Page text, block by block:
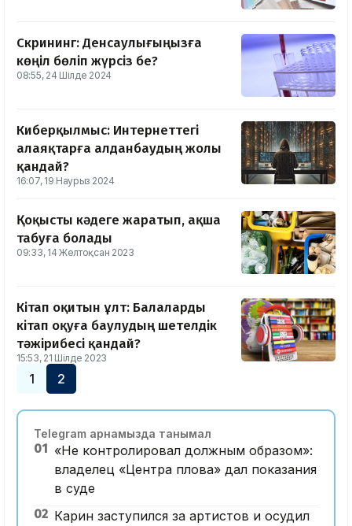
Скрининг: Денсаулығыңызға
көңіл бөліп жүрсіз бе?
08:55, 24 Шілде 2024
Киберқылмыс: Интернеттегі
алаяқтарға алданбаудың жолы
қандай?
16:07, 19 Наурыз 2024
Қоқысты кәдеге жаратып, ақша
табуға болады
09:33, 14 Желтоқсан 2023
Кітап оқитын ұлт: Балаларды
кітап оқуға баулудың шетелдік
тәжірибесі қандай?
15:53, 21 Шілде 2023
1 2
Telegram арнамызда танымал
01 «Не контролировал должным образом»:
владелец «Центра плова» дал показания
в суде
02 Карин заступился за артистов и осудил